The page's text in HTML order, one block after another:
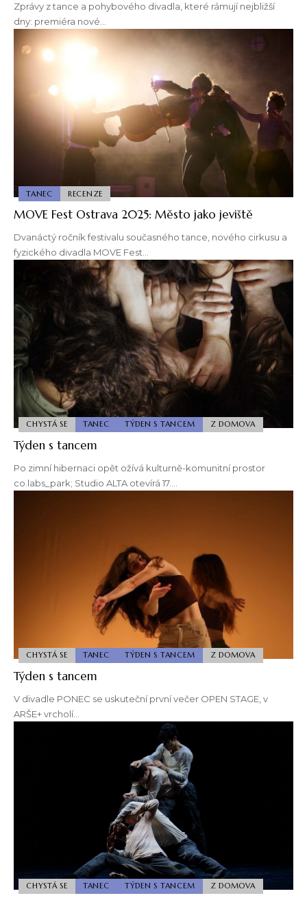
Zprávy z tance a pohybového divadla, které rámují nejbližší
dny: premiéra nové…
TANEC RECENZE
MOVE Fest Ostrava 2025: Město jako jeviště
Dvanáctý ročník festivalu současného tance, nového cirkusu a
fyzického divadla MOVE Fest…
CHYSTÁ SE TANEC TÝDEN S TANCEM Z DOMOVA
Týden s tancem
Po zimní hibernaci opět ožívá kulturně-komunitní prostor
co.labs_park; Studio ALTA otevírá 17.…
CHYSTÁ SE TANEC TÝDEN S TANCEM Z DOMOVA
Týden s tancem
V divadle PONEC se uskuteční první večer OPEN STAGE, v
ARŠE+ vrcholí…
CHYSTÁ SE TANEC TÝDEN S TANCEM Z DOMOVA